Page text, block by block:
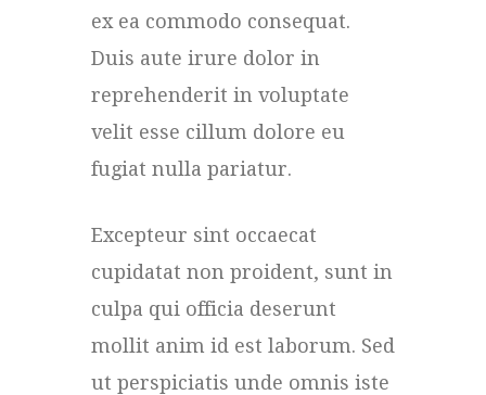
ex ea commodo consequat.
Duis aute irure dolor in
reprehenderit in voluptate
velit esse cillum dolore eu
fugiat nulla pariatur.
Excepteur sint occaecat
cupidatat non proident, sunt in
culpa qui officia deserunt
mollit anim id est laborum. Sed
ut perspiciatis unde omnis iste